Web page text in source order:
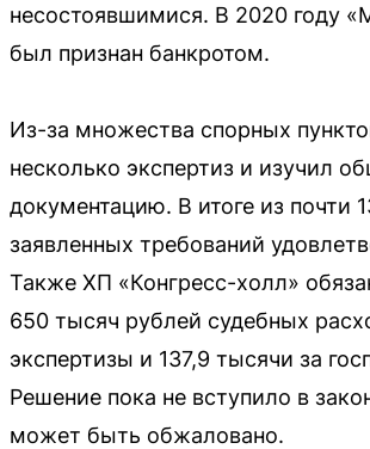
несостоявшимися. В 2020 году
был признан банкротом.
Из-за множества спорных
несколько экспертиз и изучил
документацию. В итоге из почти
заявленных требований
Также ХП «Конгресс-холл»
650 тысяч рублей судебных
экспертизы и 137,9 тысячи за
Решение пока не вступило в
может быть обжаловано.